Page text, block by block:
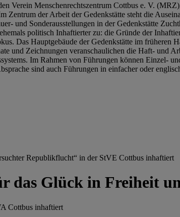
Verein Menschenrechtszentrum Cottbus e. V.
Zentrum der Arbeit der Gedenkstätte steht die
und Sonderausstellungen in der Gedenkstätte
politisch Inhaftierter zu: die Gründe der
Das Hauptgebäude der Gedenkstätte im früheren
und Zeichnungen veranschaulichen die Haft- und
Im Rahmen von Führungen können Einzel-
sind auch Führungen in einfacher oder
Republikflucht“ in der StVE Cottbus inhaftiert
das Glück in Freiheit
Cottbus inhaftiert